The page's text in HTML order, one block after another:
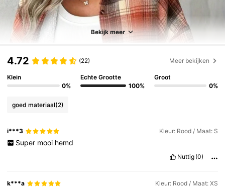
Bekijk meer
4.72 (22) Meer bekijken
Klein
0%
Echte Grootte
100%
Groot
0%
goed materiaal(2)
i***3 Kleur: Rood / Maat: S
Super mooi hemd
Nuttig (0)
k***a Kleur: Rood / Maat: XS